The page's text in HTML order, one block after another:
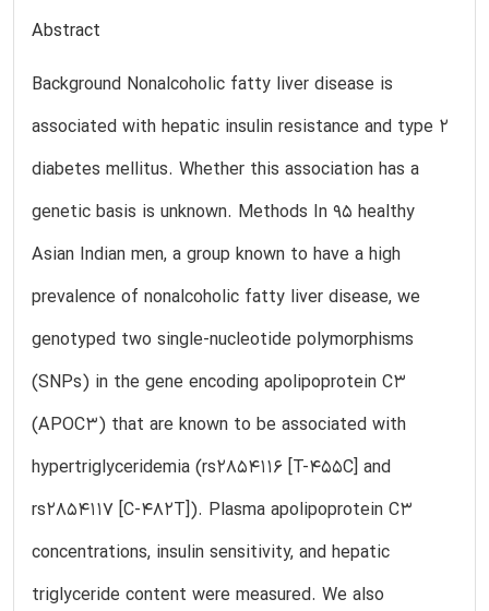
Abstract
Background Nonalcoholic fatty liver disease is
associated with hepatic insulin resistance and type 2
diabetes mellitus. Whether this association has a
genetic basis is unknown. Methods In 95 healthy
Asian Indian men, a group known to have a high
prevalence of nonalcoholic fatty liver disease, we
genotyped two single-nucleotide polymorphisms
(SNPs) in the gene encoding apolipoprotein C3
(APOC3) that are known to be associated with
hypertriglyceridemia (rs2854116 [T-455C] and
rs2854117 [C-482T]). Plasma apolipoprotein C3
concentrations, insulin sensitivity, and hepatic
triglyceride content were measured. We also